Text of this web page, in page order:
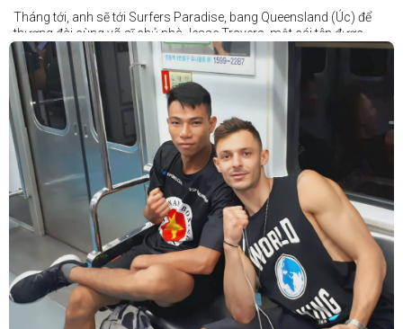
Tháng tới, anh sẽ tới Surfers Paradise, bang Queensland (Úc) để
thượng đài cùng võ sĩ chủ nhà Jesse Travers, một cái tên được
đánh giá là có thực lực nhưng vẫn chưa nhận được sự chú ý tương
xứng.
Travers sở hữu nền tảng nghiệp dư rất đáng nể và từ lâu đã được
xem là một võ sĩ giàu tiềm năng. Trong quá khứ, anh từng có những
trận đấu rất sít sao với các đối thủ chất lượng như Clay Waterman
và Steve Spark.
Sau bảy năm rời xa võ đài, Travers trở lại thi đấu vào tháng 4 năm
nay và ngay lập tức gây ấn tượng mạnh khi hạ gục Blake Payne
ngay trong hiệp đầu tiên. Giờ đây, anh sẽ hướng tới việc nối dài đà
thăng tiến đó khi đối đầu với vị khách đến từ Papua New Guinea.
Tuy nhiên, Laia không hề e ngại thử thách phía trước.
"Đây là cơ hội tuyệt vời để tôi bước thêm một bước trên con đường
sự nghiệp," Laia chia sẻ.
"Tôi sẽ tăng hạng cân để đấu với võ sĩ người Úc này, nhưng điều đó
không thành vấn đề vì trước đây tôi đã từng thi đấu ở hạng cân đó.